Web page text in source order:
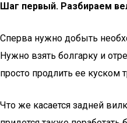
Шаг первый. Разбираем
Сперва нужно добыть
Нужно взять болгарку и
просто продлить ее куском
Что же касается задней